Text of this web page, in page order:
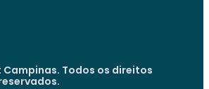
Todos os direitos